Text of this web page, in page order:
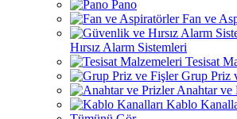
Pano
Fan ve
Hırsız Alarm Sistemleri
Tesisat
Grup Priz
Anahtar ve
Kablo